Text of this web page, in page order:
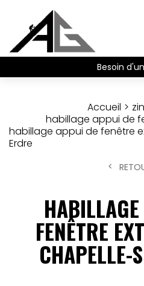
Besoin
Accueil
habillage appui de
habillage appui de fenêtre
Erdre
FENÊTRE
CHAPELLE-